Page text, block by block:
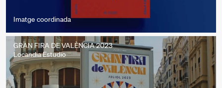
Imatge coordinada
GRAN FIRA DE VALÈNCIA 2023
Locandia Estudio